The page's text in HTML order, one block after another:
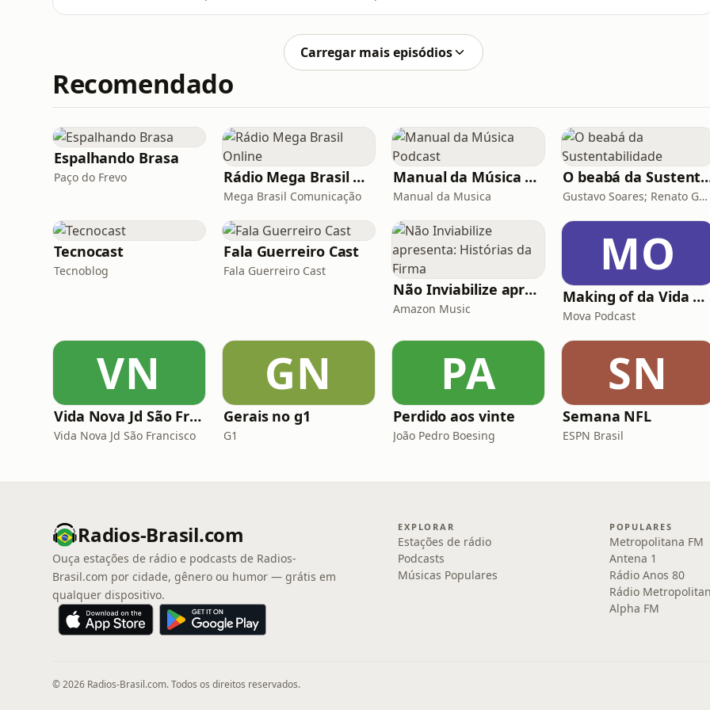
Carregar mais episódios
Recomendado
Espalhando Brasa
Paço do Frevo Rádio Mega Brasil Online
Mega Brasil Comunicação
Manual da Música Podcast
Manual da Musica
O beabá da
Gustavo Soares; Renato Gatti
Tecnocast
Tecnoblog
Fala Guerreiro Cast
Fala Guerreiro Cast
Não Inviabilize apresenta: Histórias da Firma
Amazon Music
MO
Making of da Vida Alheia - Mova
Mova Podcast
VN
Vida Nova Jd São Francisco
Vida Nova Jd São Francisco
GN
Gerais no g1
G1
PA
Perdido aos vinte
João Pedro Boesing
SN
Semana NFL
ESPN Brasil
Radios-Brasil.com
Ouça estações de rádio e podcasts de Radios-
Brasil.com por cidade, gênero ou humor — grátis em
qualquer dispositivo.
EXPLORAR
Estações de rádio
Podcasts
Músicas Populares
POPULARES
Metropolitana FM
Antena 1
Rádio Anos 80
Rádio
Alpha FM
© 2026 Radios-Brasil.com. Todos os direitos reservados.